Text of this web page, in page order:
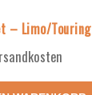
– Limo/Touring